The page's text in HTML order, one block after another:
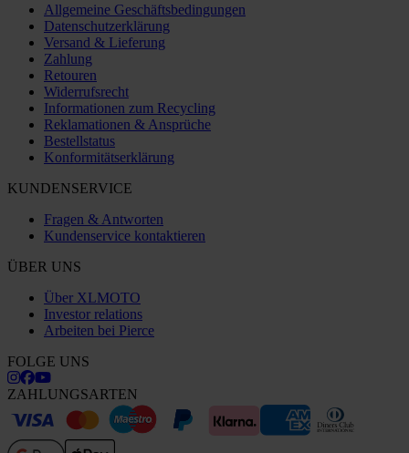
Allgemeine Geschäftsbedingungen
Datenschutzerklärung
Versand & Lieferung
Zahlung
Retouren
Widerrufsrecht
Informationen zum Recycling
Reklamationen & Ansprüche
Bestellstatus
Konformitätserklärung
KUNDENSERVICE
Fragen & Antworten
Kundenservice kontaktieren
ÜBER UNS
Über XLMOTO
Investor relations
Arbeiten bei Pierce
FOLGE UNS
ZAHLUNGSARTEN